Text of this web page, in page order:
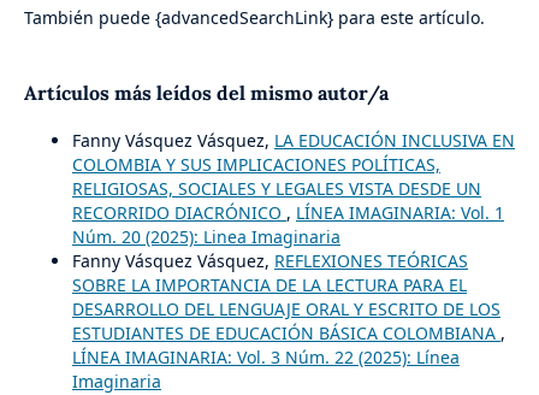
También puede {advancedSearchLink} para este artículo.
Artículos más leídos del mismo autor/a
Fanny Vásquez Vásquez, LA EDUCACIÓN INCLUSIVA EN
COLOMBIA Y SUS IMPLICACIONES POLÍTICAS,
RELIGIOSAS, SOCIALES Y LEGALES VISTA DESDE UN
RECORRIDO DIACRÓNICO , LÍNEA IMAGINARIA: Vol. 1
Núm. 20 (2025): Linea Imaginaria
Fanny Vásquez Vásquez, REFLEXIONES TEÓRICAS
SOBRE LA IMPORTANCIA DE LA LECTURA PARA EL
DESARROLLO DEL LENGUAJE ORAL Y ESCRITO DE LOS
ESTUDIANTES DE EDUCACIÓN BÁSICA COLOMBIANA ,
LÍNEA IMAGINARIA: Vol. 3 Núm. 22 (2025): Línea
Imaginaria